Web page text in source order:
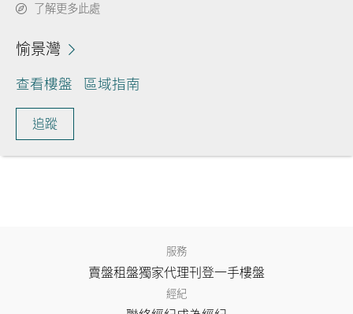
了解更多此處
愉景灣
查看樓盤 區域指南
追蹤
服務
賣盤租盤獨家代理刊登一手樓盤
經紀